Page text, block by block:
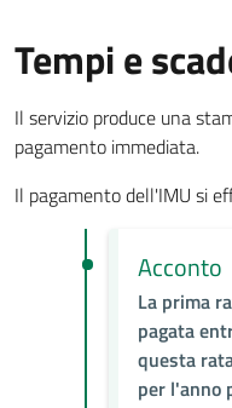
Tempi e
Il servizio produce una
pagamento immediata.
Il pagamento dell'IMU si
Acconto
La prima
pagata
questa
per l'anno